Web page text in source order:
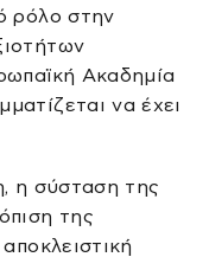
ρόλο στην
Ακαδημία
να έχει
η σύσταση της
της